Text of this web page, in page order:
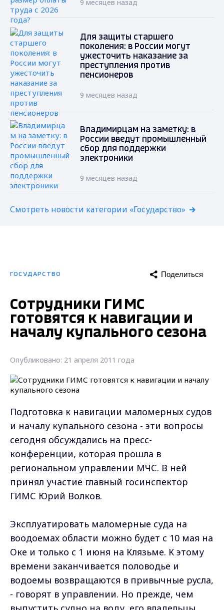
9 месяцев назад
Для защиты старшего
поколения: в России могут
ужесточить наказание за
преступления против
пенсионеров
9 месяцев назад
Владимирцам на заметку: в
России введут промышленный
сбор для поддержки
электроники
9 месяцев назад
Смотреть новости категории «Государство»
ГОСУДАРСТВО Поделиться
Сотрудники ГИМС
готовятся к навигации и
началу купального сезона
Опубликовано: 21 апреля 2011 года
Подготовка к навигации маломерных судов
и началу купального сезона - эти вопросы
сегодня обсуждались на пресс-
конференции, которая прошла в
региональном управлении МЧС. В ней
принял участие главный госинспектор
ГИМС Юрий Волков.
Эксплуатировать маломерные суда на
воодоемах области можно будет с 10 мая на
Оке и только с 1 июня на Клязьме. К этому
времени заканчивается половодье и
водоемы возвращаются в привычные русла,
- говорят в управлении. Но прежде, чем